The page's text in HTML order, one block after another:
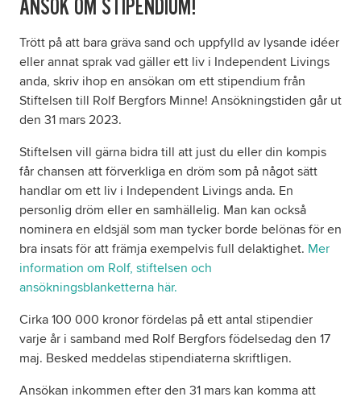
Om oss
Nyheter
FAQ
ANSÖK OM STIPENDIUM!
Trött på att bara gräva sand och uppfylld av lysande idéer
eller annat sprak vad gäller ett liv i Independent Livings
anda, skriv ihop en ansökan om ett stipendium från
Stiftelsen till Rolf Bergfors Minne! Ansökningstiden går ut
den 31 mars 2023.
Stiftelsen vill gärna bidra till att just du eller din kompis
får chansen att förverkliga en dröm som på något sätt
handlar om ett liv i Independent Livings anda. En
personlig dröm eller en samhällelig. Man kan också
nominera en eldsjäl som man tycker borde belönas för en
bra insats för att främja exempelvis full delaktighet. Mer
information om Rolf, stiftelsen och
ansökningsblanketterna här.
Cirka 100 000 kronor fördelas på ett antal stipendier
varje år i samband med Rolf Bergfors födelsedag den 17
maj. Besked meddelas stipendiaterna skriftligen.
Ansökan inkommen efter den 31 mars kan komma att